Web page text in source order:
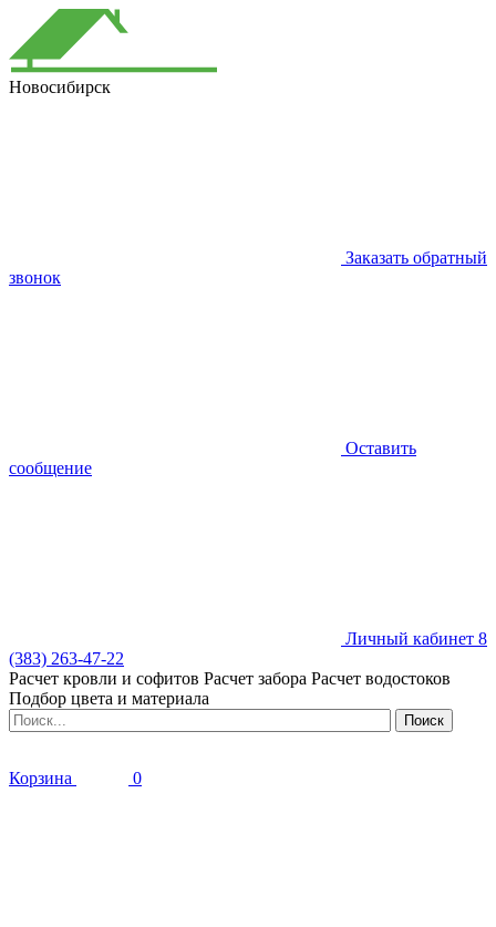
Новосибирск
Заказать обратный
звонок
Оставить
сообщение
Личный кабинет 8
(383) 263-47-22
Расчет кровли и софитов Расчет забора Расчет водостоков
Подбор цвета и материала
Корзина 0